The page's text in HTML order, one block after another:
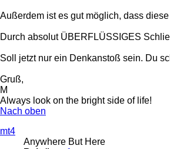
Außerdem ist es gut möglich, dass
Durch absolut ÜBERFLÜSSIGES
Soll jetzt nur ein Denkanstoß sein. Du
Gruß,
M
Always look on the bright side of life!
Nach oben
mt4
Anywhere But Here